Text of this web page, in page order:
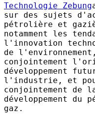
Technologie Zebung
sur des sujets
pétrolière et
notamment les
l'innovation
de
conjointement
développement
l'industrie, et
conjointement de
développement
gaz.